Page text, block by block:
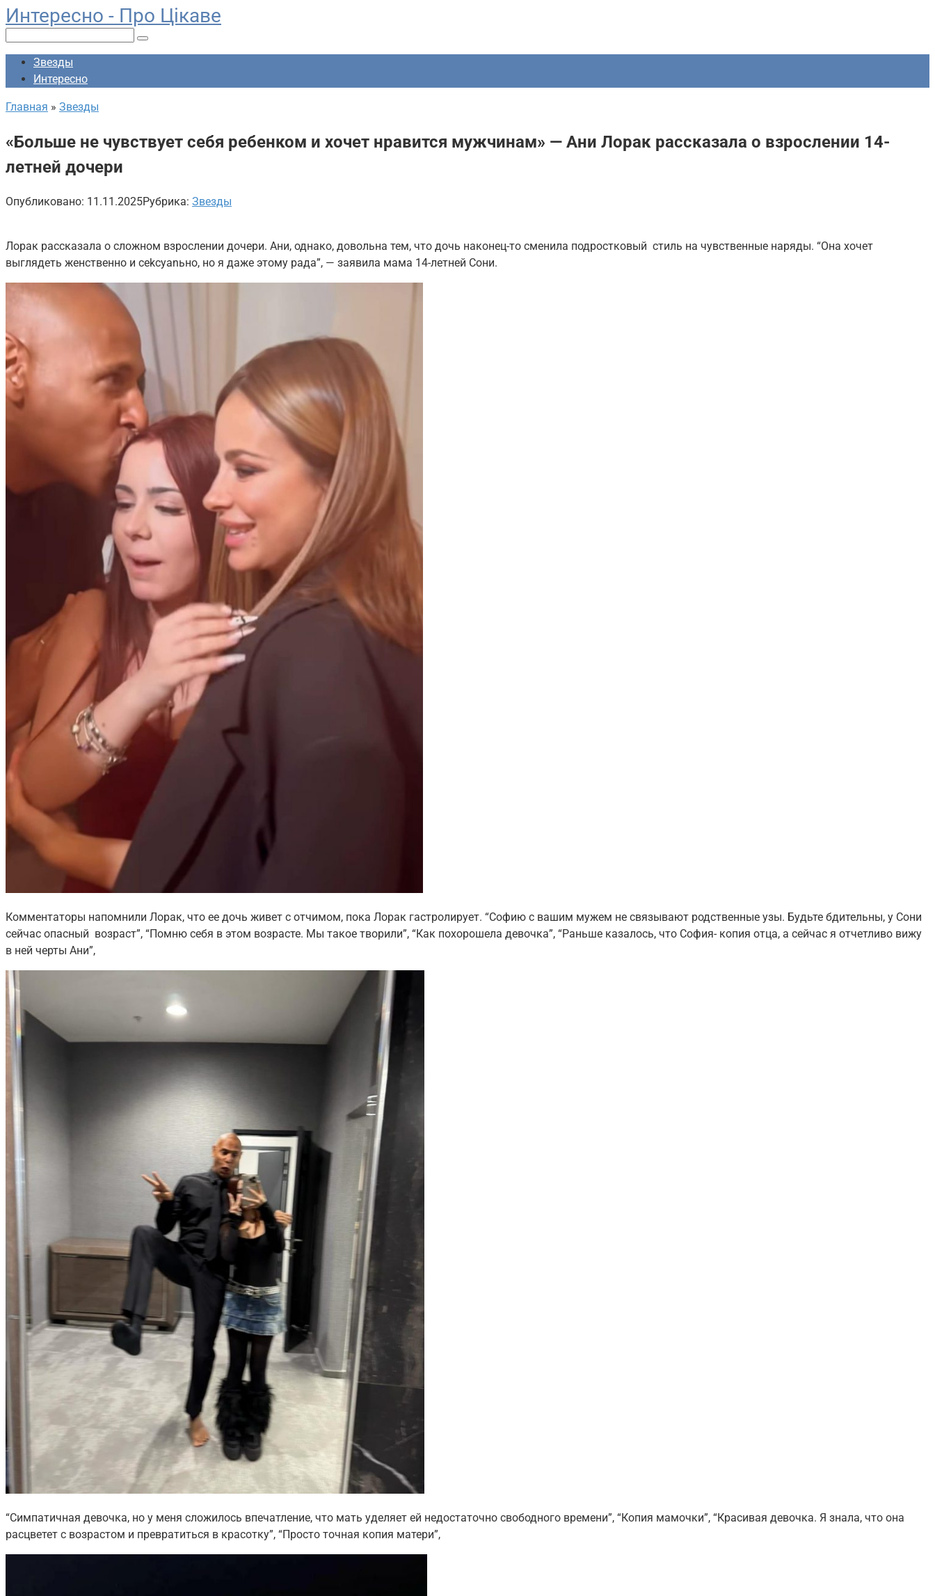
Перейти
к
контенту
Интересно - Про Цікаве
Звезды
Интересно
Главная » Звезды
«Больше не чувствует себя ребенком и хочет нравится мужчинам» — Ани Лорак рассказала о взрослении 14-
летней дочери
Опубликовано: 11.11.2025Рубрика: Звезды
Лорак рассказала о сложном взрослении дочери. Ани, однако, довольна тем, что дочь наконец-то сменила подростковый стиль на чувственные наряды. “Она хочет
выглядеть женственно и cеkсуаnьно, но я даже этому рада”, — заявила мама 14-летней Сони.
Комментаторы напомнили Лорак, что ее дочь живет с отчимом, пока Лорак гастролирует. “Софию с вашим мужем не связывают родственные узы. Будьте бдительны, у Сони
сейчас опасный возраст”, “Помню себя в этом возрасте. Мы такое творили”, “Как похорошела девочка”, “Раньше казалось, что София- копия отца, а сейчас я отчетливо вижу
в ней черты Ани”,
“Симпатичная девочка, но у меня сложилось впечатление, что мать уделяет ей недостаточно свободного времени”, “Копия мамочки”, “Красивая девочка. Я знала, что она
расцветет с возрастом и превратиться в красотку”, “Просто точная копия матери”,